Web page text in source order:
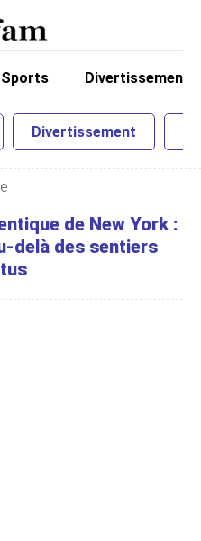
Sports Divertissement
Divertissement
de New York :
delà des sentiers